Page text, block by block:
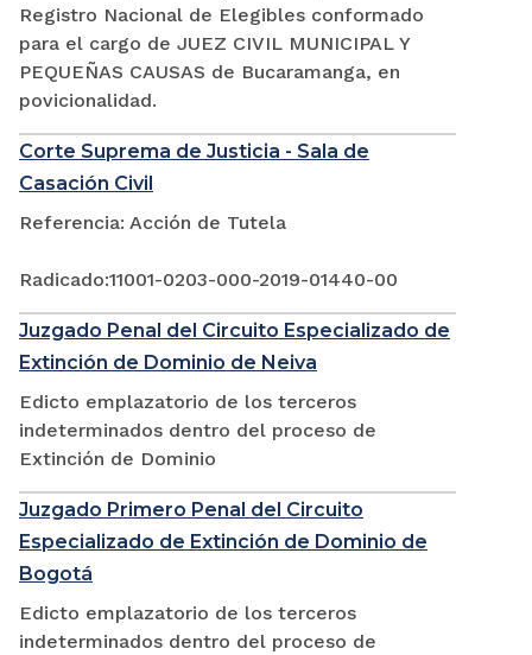
Registro Nacional de Elegibles conformado
para el cargo de JUEZ CIVIL MUNICIPAL Y
PEQUEÑAS CAUSAS de Bucaramanga, en
povicionalidad.
Corte Suprema de Justicia - Sala de
Casación Civil
Referencia: Acción de Tutela
Radicado:11001-0203-000-2019-01440-00
Juzgado Penal del Circuito Especializado de
Extinción de Dominio de Neiva
Edicto emplazatorio de los terceros
indeterminados dentro del proceso de
Extinción de Dominio
Juzgado Primero Penal del Circuito
Especializado de Extinción de Dominio de
Bogotá
Edicto emplazatorio de los terceros
indeterminados dentro del proceso de